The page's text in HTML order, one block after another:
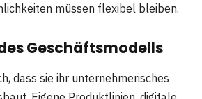
müssen flexibel bleiben.
Geschäftsmodells
dass sie ihr unternehmerisches